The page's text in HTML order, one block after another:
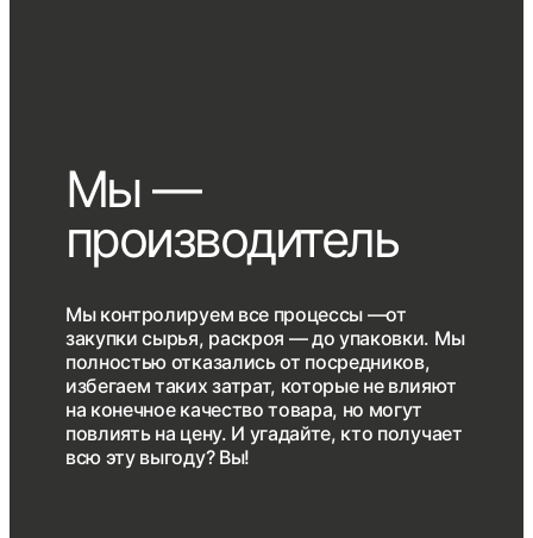
Мы —
производитель
Мы контролируем все процессы —от
закупки сырья, раскроя — до упаковки. Мы
полностью отказались от посредников,
избегаем таких затрат, которые не влияют
на конечное качество товара, но могут
повлиять на цену. И угадайте, кто получает
всю эту выгоду? Вы!